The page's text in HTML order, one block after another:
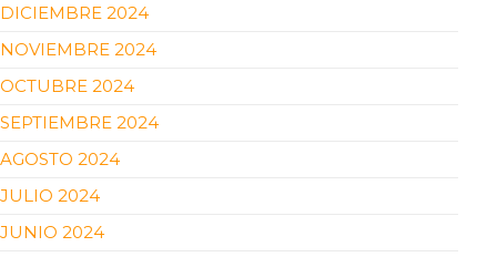
DICIEMBRE 2024
NOVIEMBRE 2024
OCTUBRE 2024
SEPTIEMBRE 2024
AGOSTO 2024
JULIO 2024
JUNIO 2024